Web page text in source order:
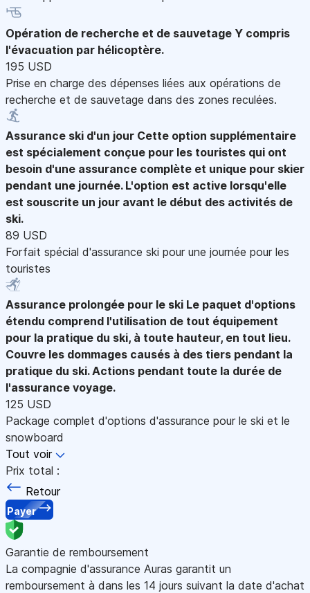
Opération de recherche et de sauvetage Y compris
l'évacuation par hélicoptère.
195 USD
Prise en charge des dépenses liées aux opérations de
recherche et de sauvetage dans des zones reculées.
Assurance ski d'un jour Cette option supplémentaire
est spécialement conçue pour les touristes qui ont
besoin d'une assurance complète et unique pour skier
pendant une journée. L'option est active lorsqu'elle
est souscrite un jour avant le début des activités de
ski.
89 USD
Forfait spécial d'assurance ski pour une journée pour les
touristes
Assurance prolongée pour le ski Le paquet d'options
étendu comprend l'utilisation de tout équipement
pour la pratique du ski, à toute hauteur, en tout lieu.
Couvre les dommages causés à des tiers pendant la
pratique du ski. Actions pendant toute la durée de
l'assurance voyage.
125 USD
Package complet d'options d'assurance pour le ski et le
snowboard
Tout voir
Prix total :
Retour
Payer
Garantie de remboursement
La compagnie d'assurance Auras garantit un
remboursement à dans les 14 jours suivant la date d'achat